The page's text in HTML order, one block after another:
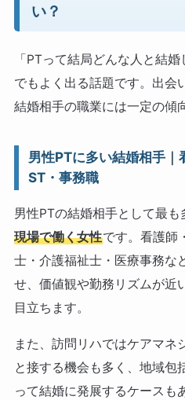
い？
「PTって結局どんな人と結
でもよく出る話題です。出会
結婚相手の職業には一定の傾
男性PTに多い結婚相手｜
ST・事務職
男性PTの結婚相手として最も
現場で働く女性です。看護師
士・介護福祉士・医療事務な
せ、価値観や勤務リズムが近
目立ちます。
また、訪問リハではケアマネ
と接する機会も多く、地域包
って結婚に発展するケースも